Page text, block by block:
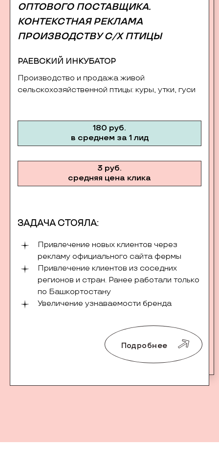
ОПТОВОГО ПОСТАВЩИКА.
КОНТЕКСТНАЯ РЕКЛАМА
ПРОИЗВОДСТВУ С/Х ПТИЦЫ
РАЕВСКИЙ ИНКУБАТОР
Производство и продажа живой
сельскохозяйственной птицы: куры, утки, гуси
180 руб.
в среднем за 1 лид
3 руб.
средняя цена клика
ЗАДАЧА СТОЯЛА:
Привлечение новых клиентов через
рекламу официального сайта фермы
Привлечение клиентов из соседних
регионов и стран. Ранее работали только
по Башкортостану
Увеличение узнаваемости бренда
Подробнее